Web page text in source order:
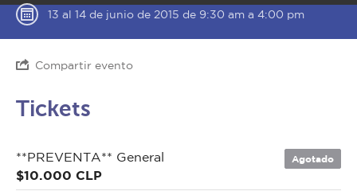
13 al 14 de junio de 2015 de 9:30 am a 4:00 pm
Compartir evento
Tickets
**PREVENTA** General
$10.000 CLP
Agotado